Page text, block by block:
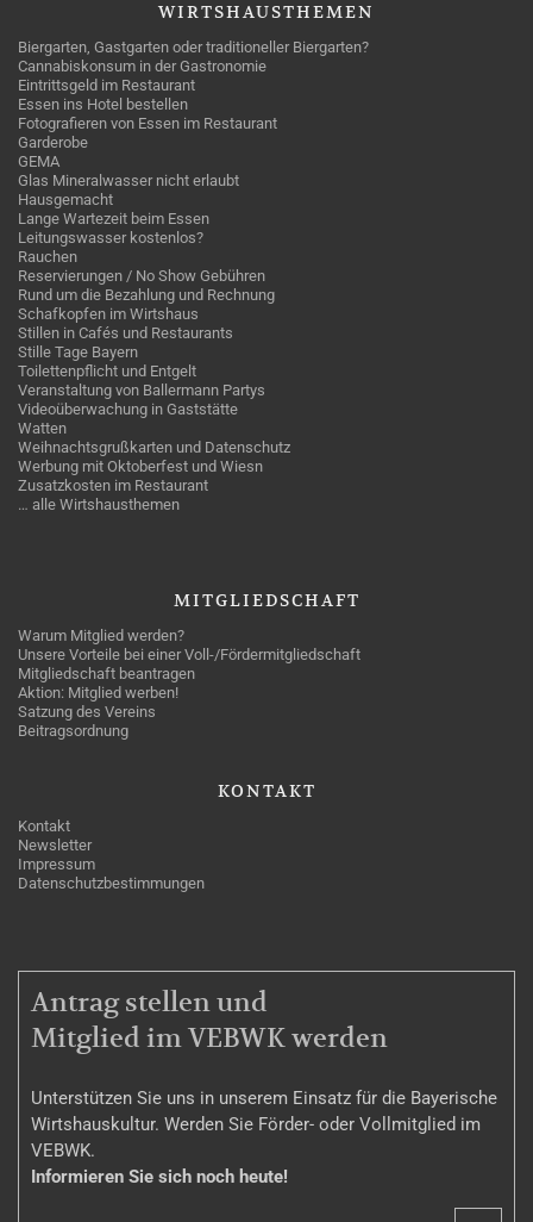
WIRTSHAUSTHEMEN
Biergarten, Gastgarten oder traditioneller Biergarten?
Cannabiskonsum in der Gastronomie
Eintrittsgeld im Restaurant
Essen ins Hotel bestellen
Fotografieren von Essen im Restaurant
Garderobe
GEMA
Glas Mineralwasser nicht erlaubt
Hausgemacht
Lange Wartezeit beim Essen
Leitungswasser kostenlos?
Rauchen
Reservierungen / No Show Gebühren
Rund um die Bezahlung und Rechnung
Schafkopfen im Wirtshaus
Stillen in Cafés und Restaurants
Stille Tage Bayern
Toilettenpflicht und Entgelt
Veranstaltung von Ballermann Partys
Videoüberwachung in Gaststätte
Watten
Weihnachtsgrußkarten und Datenschutz
Werbung mit Oktoberfest und Wiesn
Zusatzkosten im Restaurant
… alle Wirtshausthemen
MITGLIEDSCHAFT
Warum Mitglied werden?
Unsere Vorteile bei einer Voll-/Fördermitgliedschaft
Mitgliedschaft beantragen
Aktion: Mitglied werben!
Satzung des Vereins
Beitragsordnung
KONTAKT
Kontakt
Newsletter
Impressum
Datenschutzbestimmungen
MITGLIEDSCHAFT
Antrag stellen und
Mitglied im VEBWK werden
Unterstützen Sie uns in unserem Einsatz für die Bayerische
Wirtshauskultur. Werden Sie Förder- oder Vollmitglied im
VEBWK.
Informieren Sie sich noch heute!